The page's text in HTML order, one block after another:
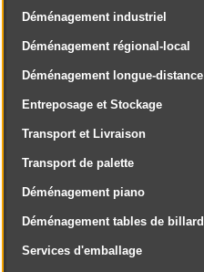
Déménagement industriel
Déménagement régional-local
Déménagement longue-distance
Entreposage et Stockage
Transport et Livraison
Transport de palette
Déménagement piano
Déménagement tables de billard
Services d'emballage